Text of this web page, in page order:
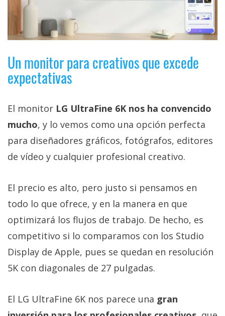
Un monitor para creativos que excede
expectativas
El monitor LG UltraFine 6K nos ha convencido
mucho, y lo vemos como una opción perfecta
para diseñadores gráficos, fotógrafos, editores
de vídeo y cualquier profesional creativo.
El precio es alto, pero justo si pensamos en
todo lo que ofrece, y en la manera en que
optimizará los flujos de trabajo. De hecho, es
competitivo si lo comparamos con los Studio
Display de Apple, pues se quedan en resolución
5K con diagonales de 27 pulgadas.
El LG UltraFine 6K nos parece una gran